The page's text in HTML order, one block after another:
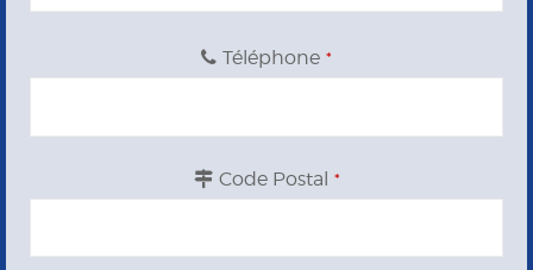
Téléphone *
Code Postal *